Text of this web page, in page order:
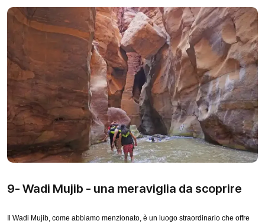
9- Wadi Mujib - una meraviglia da scoprire
Il Wadi Mujib, come abbiamo menzionato, è un luogo straordinario che offre